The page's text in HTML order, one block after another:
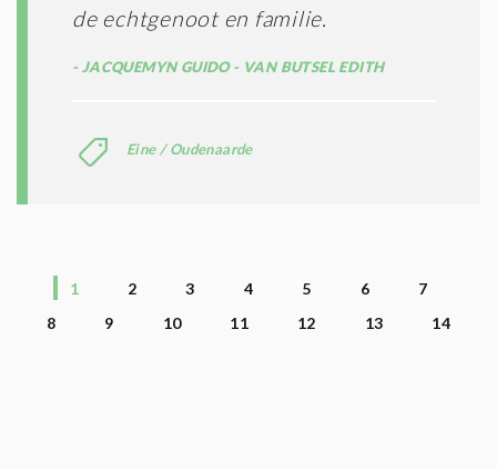
de echtgenoot en familie.
JACQUEMYN GUIDO - VAN BUTSEL EDITH
Eine / Oudenaarde
1 2 3 4 5 6
7
8
9 10 11 12 13 14